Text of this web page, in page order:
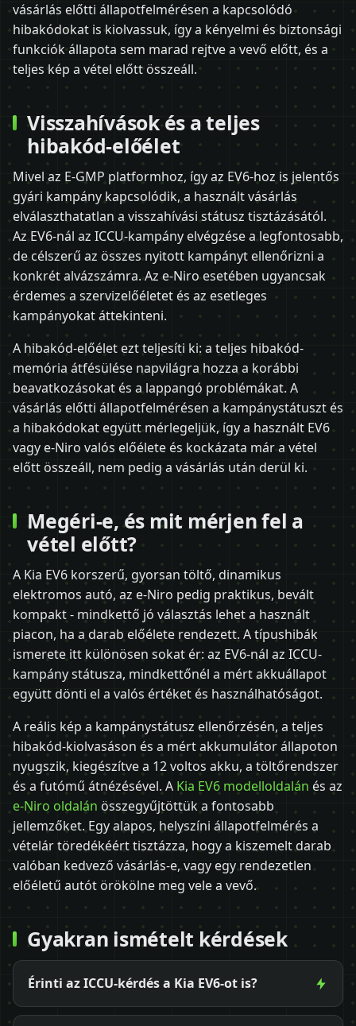
vásárlás előtti állapotfelmérésen a kapcsolódó
hibakódokat is kiolvassuk, így a kényelmi és biztonsági
funkciók állapota sem marad rejtve a vevő előtt, és a
teljes kép a vétel előtt összeáll.
Visszahívások és a teljes
hibakód-előélet
Mivel az E-GMP platformhoz, így az EV6-hoz is jelentős
gyári kampány kapcsolódik, a használt vásárlás
elválaszthatatlan a visszahívási státusz tisztázásától.
Az EV6-nál az ICCU-kampány elvégzése a legfontosabb,
de célszerű az összes nyitott kampányt ellenőrizni a
konkrét alvázszámra. Az e-Niro esetében ugyancsak
érdemes a szervizelőéletet és az esetleges
kampányokat áttekinteni.
A hibakód-előélet ezt teljesíti ki: a teljes hibakód-
memória átfésülése napvilágra hozza a korábbi
beavatkozásokat és a lappangó problémákat. A
vásárlás előtti állapotfelmérésen a kampánystátuszt és
a hibakódokat együtt mérlegeljük, így a használt EV6
vagy e-Niro valós előélete és kockázata már a vétel
előtt összeáll, nem pedig a vásárlás után derül ki.
Megéri-e, és mit mérjen fel a
vétel előtt?
A Kia EV6 korszerű, gyorsan töltő, dinamikus
elektromos autó, az e-Niro pedig praktikus, bevált
kompakt - mindkettő jó választás lehet a használt
piacon, ha a darab előélete rendezett. A típushibák
ismerete itt különösen sokat ér: az EV6-nál az ICCU-
kampány státusza, mindkettőnél a mért akkuállapot
együtt dönti el a valós értéket és használhatóságot.
A reális kép a kampánystátusz ellenőrzésén, a teljes
hibakód-kiolvasáson és a mért akkumulátor állapoton
nyugszik, kiegészítve a 12 voltos akku, a töltőrendszer
és a futómű átnézésével. A Kia EV6 modelloldalán és az
e-Niro oldalán összegyűjtöttük a fontosabb
jellemzőket. Egy alapos, helyszíni állapotfelmérés a
vételár töredékéért tisztázza, hogy a kiszemelt darab
valóban kedvező vásárlás-e, vagy egy rendezetlen
előéletű autót örökölne meg vele a vevő.
Gyakran ismételt kérdések
Érinti az ICCU-kérdés a Kia EV6-ot is?